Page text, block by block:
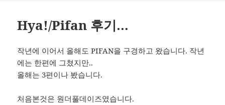
Hya!/Pifan 후기…
작년에 이어서 올해도 PIFAN을 구경하고 왔습니다. 작년
에는 한편에 그쳤지만..
올해는 3편이나 봤습니다.
처음본것은 원더풀데이즈였습니다.